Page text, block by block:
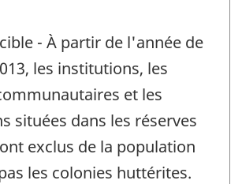
- À partir de l'année de
les institutions, les
et les
situées dans les réserves
exclus de la population
les colonies huttérites.